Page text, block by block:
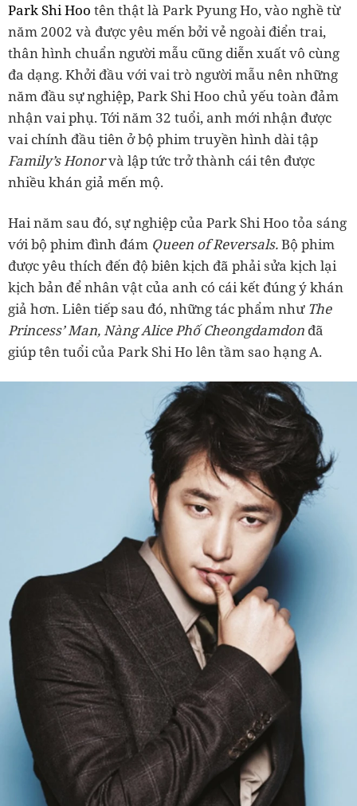
Park Shi Hoo tên thật là Park Pyung Ho, vào nghề từ
năm 2002 và được yêu mến bởi vẻ ngoài điển trai,
thân hình chuẩn người mẫu cũng diễn xuất vô cùng
đa dạng. Khởi đầu với vai trò người mẫu nên những
năm đầu sự nghiệp, Park Shi Hoo chủ yếu toàn đảm
nhận vai phụ. Tới năm 32 tuổi, anh mới nhận được
vai chính đầu tiên ở bộ phim truyền hình dài tập
Family’s Honorvà lập tức trở thành cái tên được
nhiều khán giả mến mộ.
Hai năm sau đó, sự nghiệp của Park Shi Hoo tỏa sáng
với bộ phim đình đám Queen of Reversals.Bộ phim
được yêu thích đến độ biên kịch đã phải sửa kịch lại
kịch bản để nhân vật của anh có cái kết đúng ý khán
giả hơn. Liên tiếp sau đó, những tác phẩm như The
Princess’ Man,Nàng Alice Phố Cheongdamdon đã
giúp tên tuổi của Park Shi Ho lên tầm sao hạng A.